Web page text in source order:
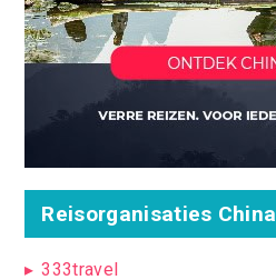
Reisorganisaties China
333travel